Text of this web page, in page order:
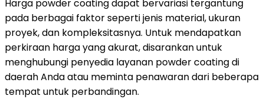
Harga powder coating dapat bervariasi tergantung
pada berbagai faktor seperti jenis material, ukuran
proyek, dan kompleksitasnya. Untuk mendapatkan
perkiraan harga yang akurat, disarankan untuk
menghubungi penyedia layanan powder coating di
daerah Anda atau meminta penawaran dari beberapa
tempat untuk perbandingan.